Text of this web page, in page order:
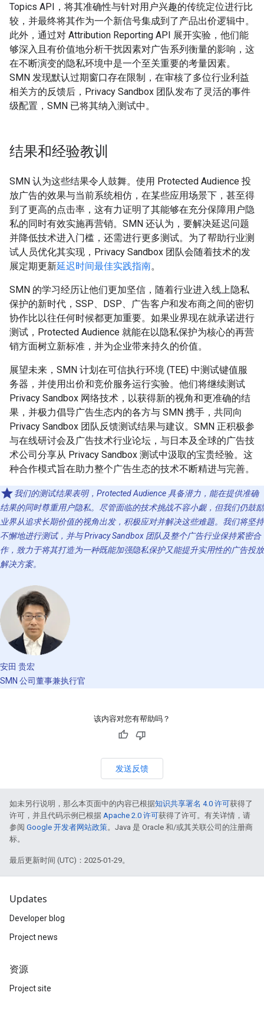
Topics API，将其准确性与针对用户兴趣的传统定位进行比
较，并最终将其作为一个新信号集成到了产品出价逻辑中。
此外，通过对 Attribution Reporting API 展开实验，他们能
够深入且有价值地分析干扰因素对广告系列衡量的影响，这
在不断演变的隐私环境中是一个至关重要的考量因素。
SMN 发现默认过期窗口存在限制，在审核了多位行业利益
相关方的反馈后，Privacy Sandbox 团队发布了灵活的事件
级配置，SMN 已将其纳入测试中。
结果和经验教训
SMN 认为这些结果令人鼓舞。使用 Protected Audience 投
放广告的效果与当前系统相仿，在某些应用场景下，甚至得
到了更高的点击率，这有力证明了其能够在充分保障用户隐
私的同时有效实施再营销。SMN 还认为，要解决延迟问题
并降低技术进入门槛，还需进行更多测试。为了帮助行业测
试人员优化其实现，Privacy Sandbox 团队会随着技术的发
展定期更新延迟时间最佳实践指南。
SMN 的学习经历让他们更加坚信，随着行业进入线上隐私
保护的新时代，SSP、DSP、广告客户和发布商之间的密切
协作比以往任何时候都更加重要。如果业界现在就承诺进行
测试，Protected Audience 就能在以隐私保护为核心的再营
销方面树立新标准，并为企业带来持久的价值。
展望未来，SMN 计划在可信执行环境 (TEE) 中测试键值服
务器，并使用出价和竞价服务运行实验。他们将继续测试
Privacy Sandbox 网络技术，以获得新的视角和更准确的结
果，并极力倡导广告生态内的各方与 SMN 携手，共同向
Privacy Sandbox 团队反馈测试结果与建议。SMN 正积极参
与在线研讨会及广告技术行业论坛，与日本及全球的广告技
术公司分享从 Privacy Sandbox 测试中汲取的宝贵经验。这
种合作模式旨在助力整个广告生态的技术不断精进与完善。
我们的测试结果表明，Protected Audience 具备潜力，能在提供准确
结果的同时尊重用户隐私。尽管面临的技术挑战不容小觑，但我们仍鼓励
业界从追求长期价值的视角出发，积极应对并解决这些难题。我们将坚持
不懈地进行测试，并与 Privacy Sandbox 团队及整个广告行业保持紧密合
作，致力于将其打造为一种既能加强隐私保护又能提升实用性的广告投放
解决方案。
安田 贵宏
SMN 公司董事兼执行官
该内容对您有帮助吗？
发送反馈
如未另行说明，那么本页面中的内容已根据知识共享署名 4.0 许可获得了
许可，并且代码示例已根据 Apache 2.0 许可获得了许可。有关详情，请
参阅 Google 开发者网站政策。Java 是 Oracle 和/或其关联公司的注册商
标。
最后更新时间 (UTC)：2025-01-29。
Updates
Developer blog
Project news
资源
Project site